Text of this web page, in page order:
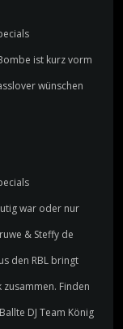
ist kurz vorm
wünschen
war oder nur
& Steffy de
den RBL bringt
zusammen. Finden
DJ Team König